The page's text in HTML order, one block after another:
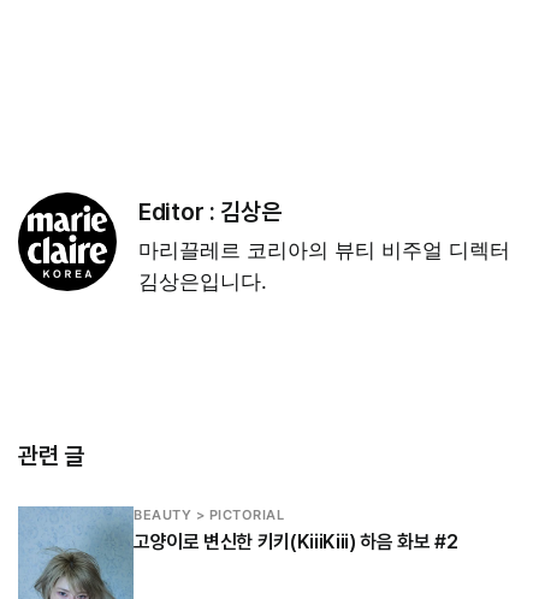
Editor : 김상은
마리끌레르 코리아의 뷰티 비주얼 디렉터
김상은입니다.
관련 글
BEAUTY > PICTORIAL
고양이로 변신한 키키(KiiiKiii) 하음 화보 #2